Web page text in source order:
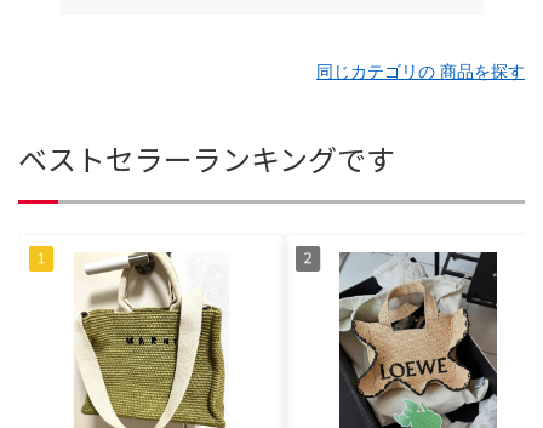
同じカテゴリの 商品を探す
ベストセラーランキングです